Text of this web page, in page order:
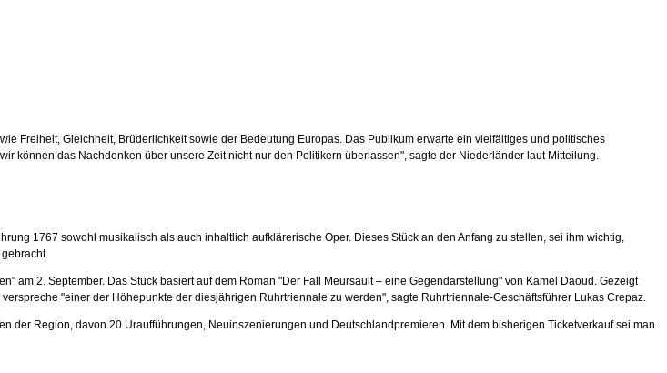
Freiheit, Gleichheit, Brüderlichkeit sowie der Bedeutung Europas. Das Publikum erwarte ein vielfältiges und politisches
können das Nachdenken über unsere Zeit nicht nur den Politikern überlassen", sagte der Niederländer laut Mitteilung.
1767 sowohl musikalisch als auch inhaltlich aufklärerische Oper. Dieses Stück an den Anfang zu stellen, sei ihm wichtig,
am 2. September. Das Stück basiert auf dem Roman "Der Fall Meursault – eine Gegendarstellung" von Kamel Daoud. Gezeigt
"einer der Höhepunkte der diesjährigen Ruhrtriennale zu werden", sagte Ruhrtriennale-Geschäftsführer Lukas Crepaz.
der Region, davon 20 Uraufführungen, Neuinszenierungen und Deutschlandpremieren. Mit dem bisherigen Ticketverkauf sei man